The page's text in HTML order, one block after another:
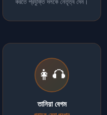
করতে প্রযুক্তি দলকে নেতৃত্ব দেন।
👩‍🎧
তানিয়া বেগম